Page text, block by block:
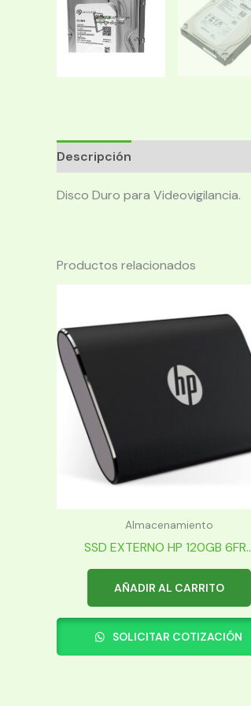
Descripción
Disco Duro para Videovigilancia.
Productos relacionados
Almacenamiento
SSD EXTERNO HP 120GB
AÑADIR AL CARRITO
SOLICITAR COTIZACIÓN